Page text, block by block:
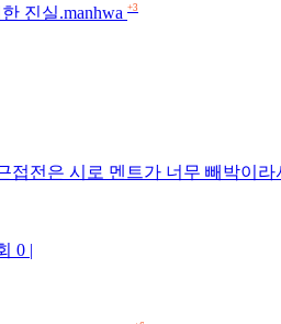
진실.manhwa +3
접전은 시로 멘트가 너무 빼박이라
0 |